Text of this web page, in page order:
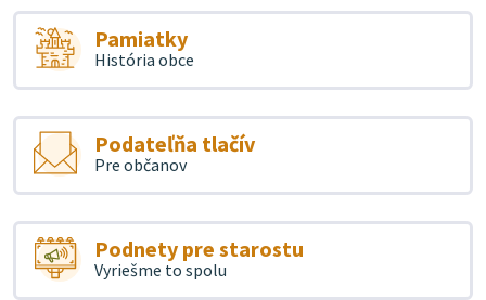
Pamiatky
História obce
Podateľňa tlačív
Pre občanov
Podnety pre starostu
Vyriešme to spolu